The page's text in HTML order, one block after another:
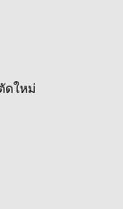
ดใหม่